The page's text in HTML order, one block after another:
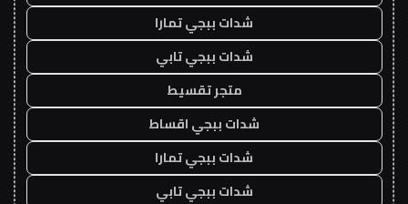
شدات ببجي تمارا
شدات ببجي تابي
متجر تقسيط
شدات ببجي اقساط
شدات ببجي تمارا
شدات ببجي تابي